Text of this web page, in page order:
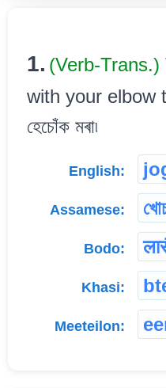
1. (Verb-Trans.)
with your elbow to
হেচোঁক মৰা৷
English:
Assamese:
Bodo:
Khasi:
Meeteilon: